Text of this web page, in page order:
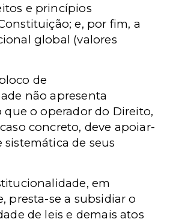
e princípios
e, por fim, a
global (valores
de
não apresenta
que o operador do Direito,
concreto, deve apoiar-
de seus
em
presta-se a subsidiar o
de leis e demais atos